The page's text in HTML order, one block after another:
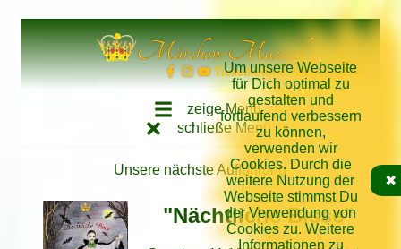
Direkt zum Inhalt springen
Um unsere Webseite
für Dich optimal zu
gestalten und
fortlaufend verbessern
zu können,
verwenden wir
Cookies. Durch die
weitere Nutzung der
Webseite stimmst Du
der Verwendung von
Cookies zu. Weitere
Informationen zu
✖
Märchen-Musical
Tickethotline: 034262/62640
zeige Menü
schließe Menü
Unsere nächste Aufführung
"Nächtliche Bisse"